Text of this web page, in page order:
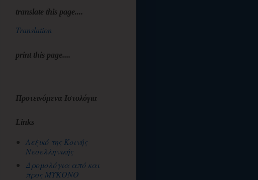
translate this page....
Translation
print this page....
Προτεινόμενα Ιστολόγια
Links
Λεξικό της Κοινής
Νεοελληνικής
Δρομολόγια από και
προς ΜΥΚΟΝΟ